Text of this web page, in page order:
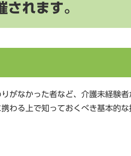
れます。
がなかった者など、介護未経験者
わる上で知っておくべき基本的な